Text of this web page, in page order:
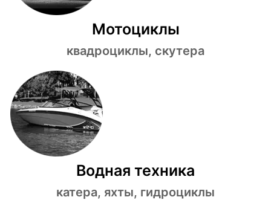
Мотоциклы
квадроциклы, скутера
Водная техника
катера, яхты, гидроциклы